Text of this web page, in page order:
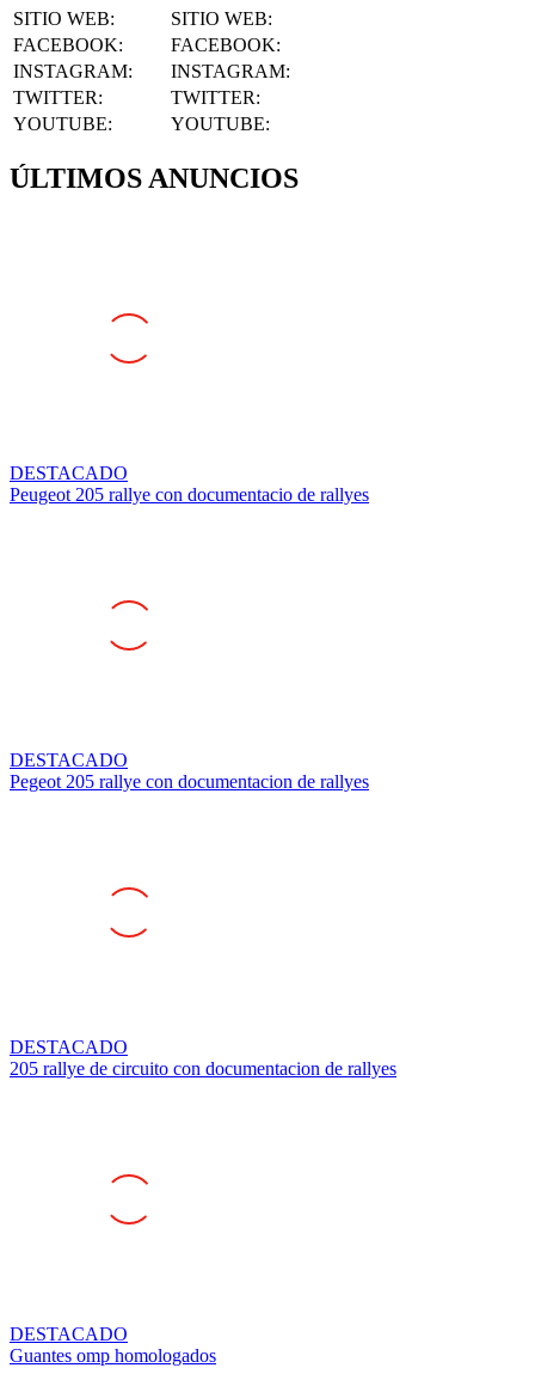
FACEBOOK
FACEBOOK:
INSTAGRAM
INSTAGRAM:
TWITTER :
TWITTER:
YOUTUBE
YOUTUBE:
Peugeot 205 rallye con documentacio de rallyes
Pegeot 205 rallye con documentacion de rallyes
205 rallye de circuito con documentacion de rallyes
Guantes omp homologados